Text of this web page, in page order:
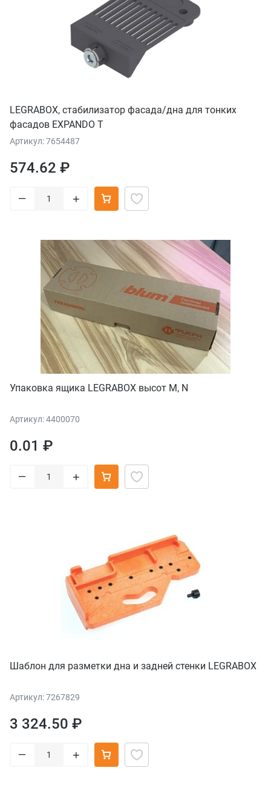
LEGRABOX, стабилизатор фасада/дна для тонких
фасадов EXPANDO T
Артикул: 7654487
574.62 ₽
– +
Упаковка ящика LEGRABOX высот M, N
Артикул: 4400070
0.01 ₽
– +
Шаблон для разметки дна и задней стенки LEGRABOX
Артикул: 7267829
3 324.50 ₽
– +